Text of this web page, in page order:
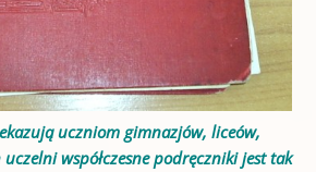
uczniom gimnazjów, liceów,
współczesne podręczniki jest tak